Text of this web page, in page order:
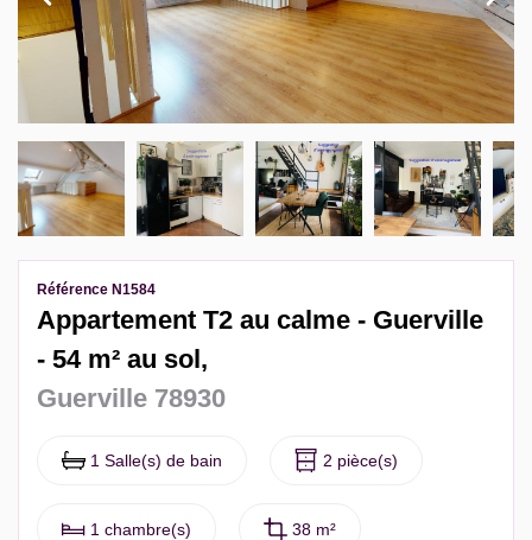
Notre Agence
Contact
Extranet Gestion
Référence N1584
Appartement T2 au calme - Guerville
- 54 m² au sol,
Guerville 78930
1 Salle(s) de bain 2 pièce(s)
1 chambre(s) 38 m²